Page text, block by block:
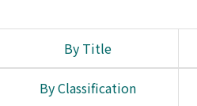
By Title
By Classification